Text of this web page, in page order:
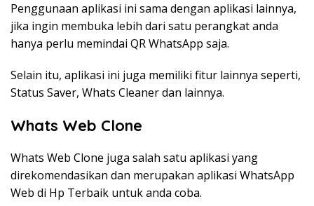
Penggunaan aplikasi ini sama dengan aplikasi lainnya,
jika ingin membuka lebih dari satu perangkat anda
hanya perlu memindai QR WhatsApp saja.
Selain itu, aplikasi ini juga memiliki fitur lainnya seperti,
Status Saver, Whats Cleaner dan lainnya.
Whats Web Clone
Whats Web Clone juga salah satu aplikasi yang
direkomendasikan dan merupakan aplikasi WhatsApp
Web di Hp Terbaik untuk anda coba.